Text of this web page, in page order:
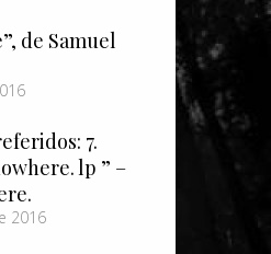
de Samuel
7.
lp ” –
2016